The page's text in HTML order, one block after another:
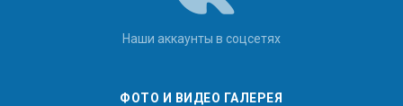
Наши аккаунты в соцсетях
ФОТО И ВИДЕО ГАЛЕРЕЯ